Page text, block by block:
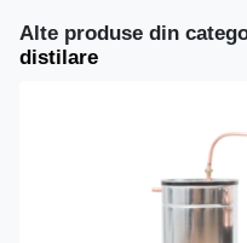
Alte produse din
distilare